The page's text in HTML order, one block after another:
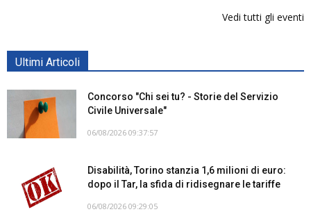
Vedi tutti gli eventi
Ultimi Articoli
Concorso "Chi sei tu? - Storie del Servizio
Civile Universale"
06/08/2026 09:37:57
Disabilità, Torino stanzia 1,6 milioni di euro:
dopo il Tar, la sfida di ridisegnare le tariffe
06/08/2026 09:29:05